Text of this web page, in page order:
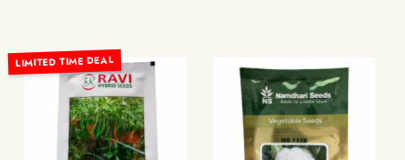
LIMITED TIME DEAL